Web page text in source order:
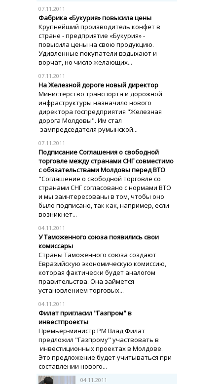
07.11.2011
Фабрика «Букурия» повысила цены
Крупнейший производитель конфет в
стране - предприятие «Букурия» -
повысила цены на свою продукцию.
Удивленные покупатели вздыхают и
ворчат, но число желающих...
07.11.2011
На Железной дороге новый директор
Министерство транспорта и дорожной
инфраструктуры назначило нового
директора госпредприятия "Железная
дорога Молдовы". Им стал
зампредседателя румынской...
07.11.2011
Подписание Соглашения о свободной
торговле между странами СНГ совместимо
с обязательствами Молдовы перед ВТО
"Соглашение о свободной торговле со
странами СНГ согласовано с нормами ВТО
и мы заинтересованы в том, чтобы оно
было подписано, так как, например, если
возникнет...
04.11.2011
У Таможенного союза появились свои
комиссары
Страны Таможенного союза создают
Евразийскую экономическую комиссию,
которая фактически будет аналогом
правительства. Она займется
установлением торговых...
04.11.2011
Филат пригласил "Газпром" в
инвестпроекты
Премьер-министр РМ Влад Филат
предложил "Газпрому" участвовать в
инвестиционных проектах в Молдове.
Это предложение будет учитываться при
составлении нового...
04.11.2011